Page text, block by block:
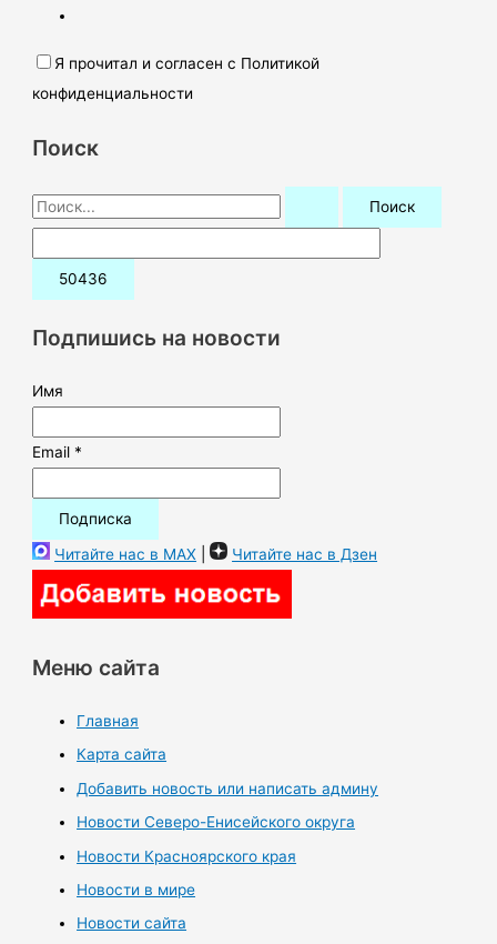
Я прочитал и согласен с Политикой
конфиденциальности
Поиск
П
о
и
:Подпишись на новости
Имя
Email *
Читайте нас в MAX | Читайте нас в Дзен
Меню сайта
Главная
Карта сайта
Добавить новость или написать админу
Новости Северо-Енисейского округа
Новости Красноярского края
Новости в мире
Новости сайта